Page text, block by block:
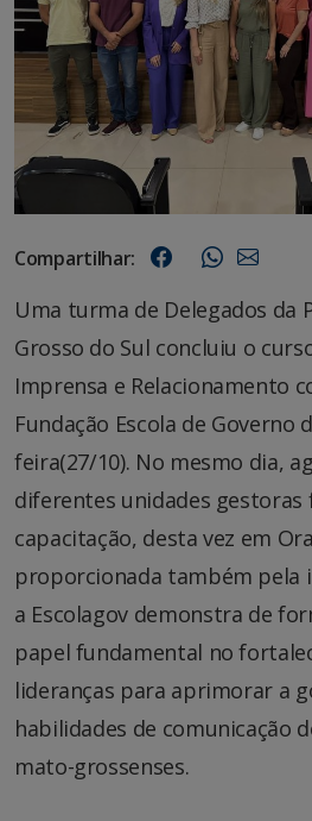
Compartilhar:
Uma turma de Delegados da
Grosso do Sul concluiu o
Imprensa e Relacionamento
Fundação Escola de Governo
feira(27/10). No mesmo dia,
diferentes unidades
capacitação, desta vez em
proporcionada também pela
a Escolagov demonstra de
papel fundamental no
lideranças para aprimorar a
habilidades de comunicação
mato-grossenses.